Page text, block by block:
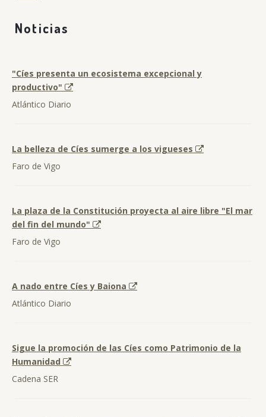
Noticias
"Cíes presenta un ecosistema excepcional y
productivo"
Atlántico Diario
La belleza de Cíes sumerge a los vigueses
Faro de Vigo
La plaza de la Constitución proyecta al aire libre "El mar
del fin del mundo"
Faro de Vigo
A nado entre Cíes y Baiona
Atlántico Diario
Sigue la promoción de las Cíes como Patrimonio de la
Humanidad
Cadena SER